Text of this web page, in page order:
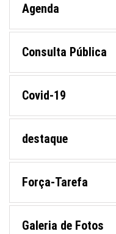
Agenda
Consulta Pública
Covid-19
destaque
Força-Tarefa
Galeria de Fotos